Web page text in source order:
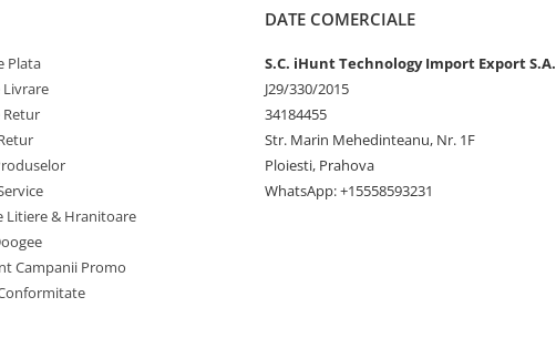
Plata
Livrare
Retur
Litiere & Hranitoare
Campanii Promo
DATE COMERCIALE
S.C. iHunt Technology Import Export S.A.
J29/330/2015
34184455
Str. Marin Mehedinteanu, Nr. 1F
Ploiesti, Prahova
WhatsApp: +15558593231